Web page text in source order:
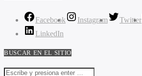
Facebook Instagram Twitter
LinkedIn
BUSCAR EN EL SITIO